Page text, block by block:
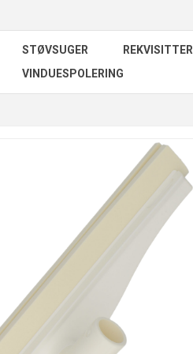
STØVSUGER REKVISITTER
VINDUESPOLERING